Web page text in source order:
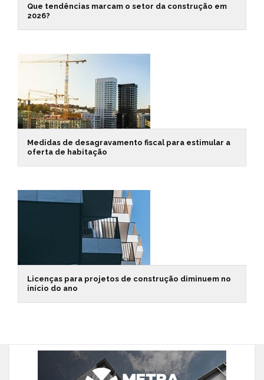
Que tendências marcam o setor da construção em
2026?
Medidas de desagravamento fiscal para estimular a
oferta de habitação
Licenças para projetos de construção diminuem no
início do ano